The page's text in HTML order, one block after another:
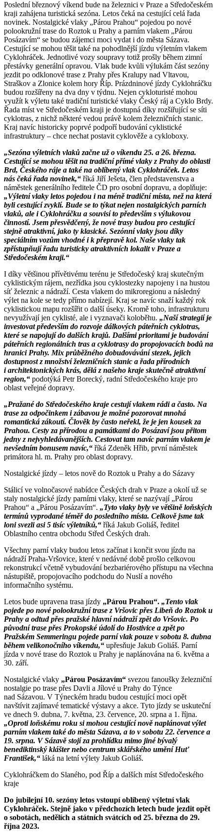
Poslední březnový víkend bude na železnici v Praze a Středočeském
kraji zahájena turistická sezóna. Letos čeká na cestující celá řada
novinek. Nostalgické vlaky „Párou Prahou“ pojedou po nové
polookružní trase do Roztok u Prahy a parním vlakem „Párou
Posázavím“ se budou zájemci moci vydat i do města Sázava.
Cestující se mohou těšit také na pohodlnější jízdu výletním vlakem
Cyklohráček. Jednotlivé vozy soupravy totiž prošly během zimní
přestávky generální opravou. Vlak bude kvůli výlukám část sezóny
jezdit po odklonové trase z Prahy přes Kralupy nad Vltavou,
Straškov a Zlonice kolem hory Říp. Prázdninové jízdy Cyklohráčku
budou rozšířeny na dva dny v týdnu. Nejen cykloturisté mohou
využít k výletu také tradiční turistické vlaky Český ráj a Cyklo Brdy.
Řada míst ve Středočeském kraji je dostupná díky rozšiřující se síti
cyklotras, z nichž některé vedou právě kolem železničních stanic.
Kraj navíc historicky poprvé podpoří budování cyklistické
infrastruktury – chce nechat postavit cyklověže a cykloboxy.
„Sezóna výletních vlaků začne už o víkendu 25. a 26. března.
Cestující se mohou těšit na tradiční přímé vlaky z Prahy do oblasti
Brd, Českého ráje a také na oblíbený vlak Cyklohráček. Letos
nás čeká řada novinek,“ říká Jiří Ješeta, člen představenstva a
náměstek generálního ředitele ČD pro osobní dopravu, a doplňuje:
„Výletní vlaky letos pojedou i na méně tradiční místa, než na která
byli cestující zvyklí. Bude se to týkat nejen nostalgických parních
vlaků, ale i Cyklohráčku a souvisí to především s výlukovou
činností. Jsem přesvědčený, že nové trasy budou pro cestující
stejně atraktivní, jako ty klasické. Sezónní vlaky jsou díky
speciálním vozům vhodné i k přepravě kol. Naše vlaky tak
zpřístupňují řadu turisticky atraktivních lokalit v Praze a
Středočeském kraji.“
I díky většinou přívětivému terénu je Středočeský kraj skutečným
cyklistickým rájem, nezřídka jsou cyklostezky napojeny i na hustou
síť železnic a nádraží. Cesta vlakem do mikroregionu a následný
výlet na kole se tedy přímo nabízejí. Kraj se navíc snaží každý rok
cyklistickou mapu rozšířit o další úseky. Kromě toho, infrastrukturu
nevyužívají jen cyklisté, ale i vyznavači koloběhu. „Naší strategií je
investovat především do rozvoje dálkových páteřních cyklotras,
které se napojují do dalších krajů. Dalšími prioritami je budování
páteřních regionálních tras a cyklotrasy do propojovacích bodů na
hranici Prahy. Mix průběžného dobudovávání stezek, jejich
dostupnost z množství železničních stanic a řada přírodních
i architektonických krás, dělá z našeho kraje skutečně atraktivní
region,“ podotýká Petr Borecký, radní Středočeského kraje pro
oblast veřejné dopravy.
„Pražané do Středočeského kraje cestují vlakem rádi a často. Na
trase za odpočinkem i zábavou je možné pozorovat mnohá
romantická zákoutí. Člověk by často neřekl, že je jen kousek za
Prahou. Cesty za přírodou a památkami do Posázaví jsou přitom
jedny z nejvyhledávanějších. Cestovat tam navíc parním vlakem je
nevšedním bonusem navíc,“ říká Zdeněk Hřib, první náměstek
primátora hl. m. Prahy pro oblast dopravy.
Nostalgické jízdy – letos nově do Roztok u Prahy a do Sázavy
Stálicí ve volnočasové nabídce Českých drah v Praze a okolí už se
staly nostalgické jízdy parními vlaky, které se nazývají „Párou
Prahou“ a „Párou Posázavím“. „Tyto vlaky byly ve většině loňských
termínů vyprodané téměř do posledního místa. Celkově jsme tak
loni svezli asi 5 tisíc výletníků,“ říká Jakub Goliáš, ředitel
Oblastního centra obchodu Střed Českých drah.
Všechny parní vlaky budou letos začínat i končit svou jízdu na
nádraží Praha-Vršovice, které v nedávné době prošlo celkovou
rekonstrukcí včetně vybudování bezbariérového přístupu na všechna
nástupiště, propojovacího podchodu do Nuslí a nového
informačního systému.
Letos bude upravena trasa jízdy „Párou Prahou“. „Tento vlak
pojede po nové polookružní trase z Vršovic přes Libeň do Roztok u
Prahy a odtud přes pražské hlavní nádraží zpět do Vršovic. Po
původní trase přes Prokopské údolí do Hostivice a zpět po
Pražském Semmeringu pojede parní vlak pouze v sobotu 8. dubna
během velikonočního víkendu,“ upřesňuje Jakub Goliáš. Parní
jízda v nové trase do Roztok u Prahy je naplánována na 6. května a
30. září.
Nostalgické vlaky „Párou Posázavím“ svezou fanoušky železniční
nostalgie po trase přes Davli a Jílové u Prahy do Týnce
nad Sázavou. V Týneckém hradu budou cestující moci opět
navštívit zajímavé tematické výstavy a akce. Tyto jízdy se uskuteční
ve dnech 9. dubna, 7. května, 23. července, 20. srpna a 1. října.
„Oproti loňskému roku si mohou cestující nově naplánovat výlet
parním vlakem také do města Sázava, a to v sobotu 22. července a
19. srpna. V Sázavě stojí za prohlídku mimo jiné bývalý
benediktinský klášter nebo centrum sklářského umění Huť
František,“ láká na letní výlety Jakub Goliáš.
Cyklohráčkem do Slaného, pod Říp a dalších míst Středočeského
kraje
Do jubilejní 10. sezóny letos vstoupí oblíbený výletní vlak
Cyklohráček. Stejně jako v předchozích letech bude jezdit opět
o sobotách, nedělích a státních svátcích od 25. března do 29.
října 2023.